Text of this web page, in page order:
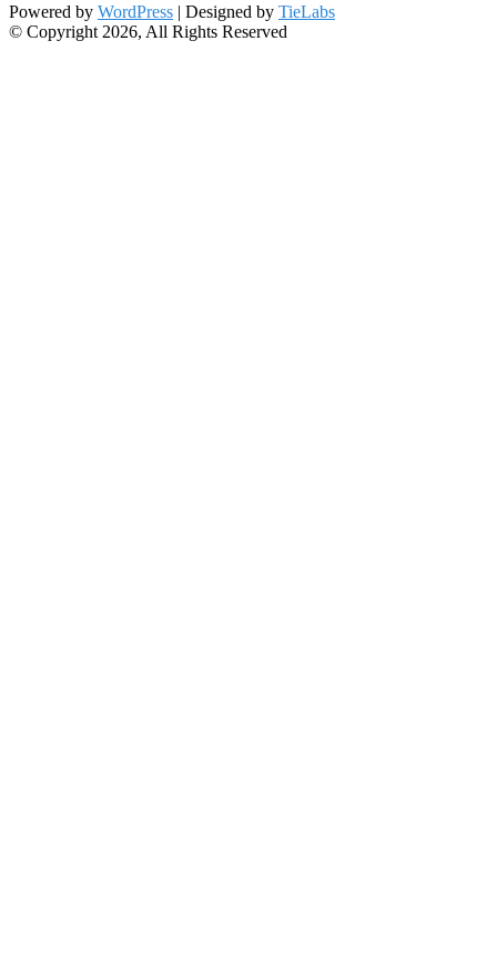
Powered by WordPress | Designed by TieLabs
© Copyright 2026, All Rights Reserved